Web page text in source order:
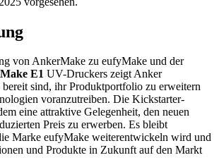
von AnkerMake zu eufyMake und der
E1 UV-Druckers zeigt Anker
bereit sind, ihr Produktportfolio zu erweitern
voranzutreiben. Die Kickstarter-
eine attraktive Gelegenheit, den neuen
Preis zu erwerben. Es bleibt
Marke eufyMake weiterentwickeln wird und
und Produkte in Zukunft auf den Markt